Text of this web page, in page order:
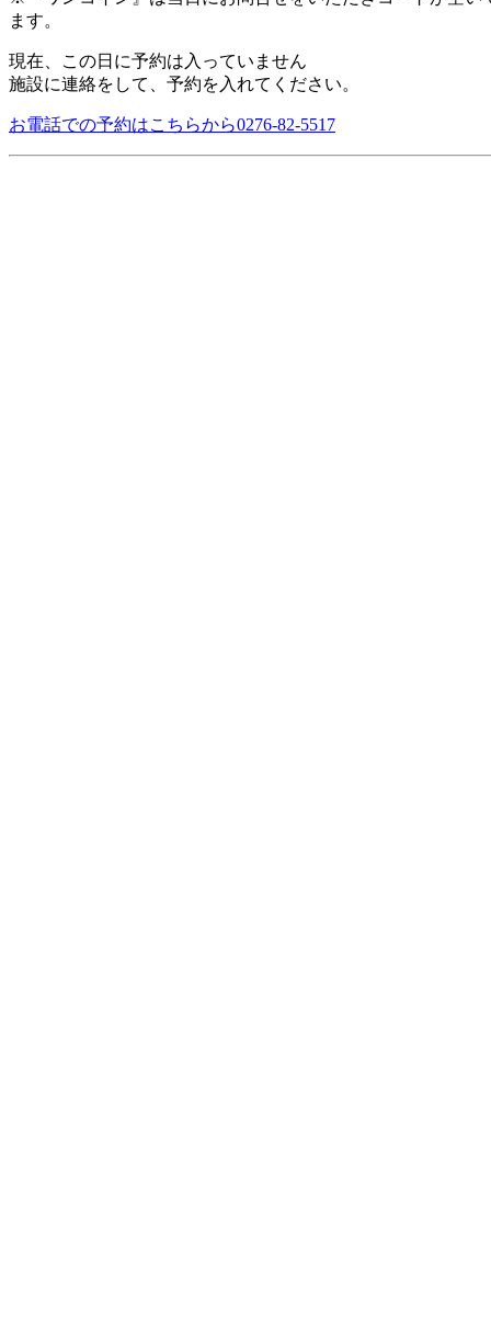
ます。
現在、この日に予約は入っていません
施設に連絡をして、予約を入れてください。
お電話での予約はこちらから0276-82-5517